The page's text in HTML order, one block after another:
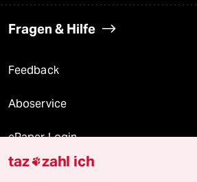
Fragen & Hilfe
Feedback
Aboservice
ePaper Login
Downloads für Abonnierende
taz zahl ich